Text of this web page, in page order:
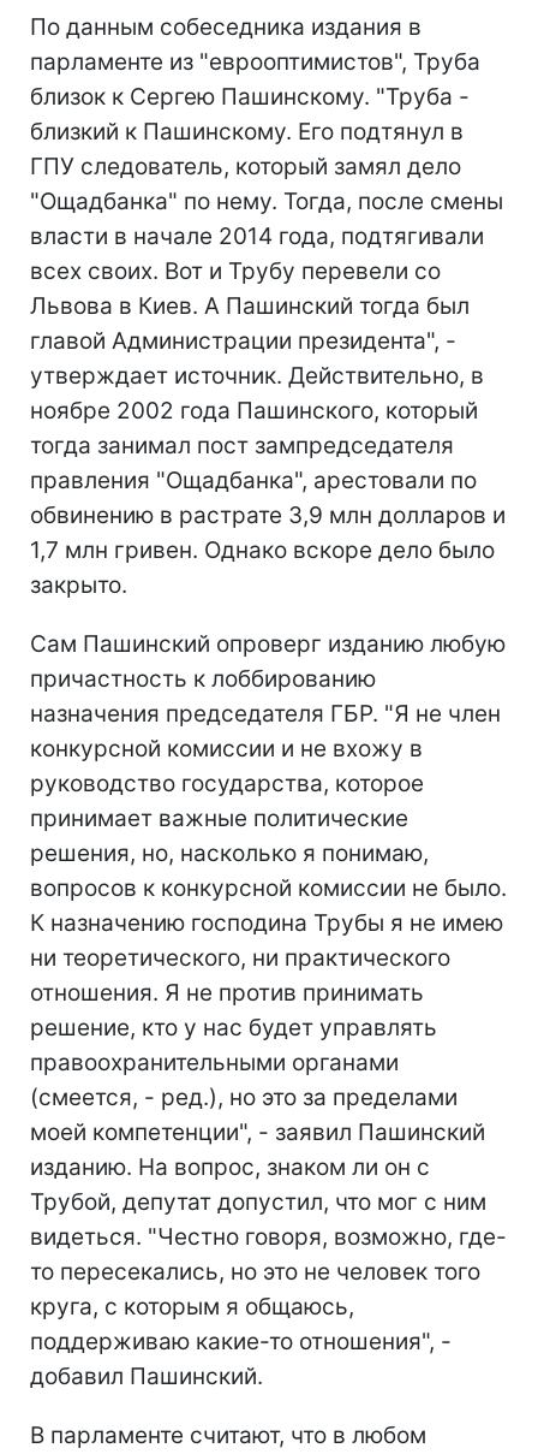
По данным собеседника издания в
парламенте из "еврооптимистов", Труба
близок к Сергею Пашинскому. "Труба -
близкий к Пашинскому. Его подтянул в
ГПУ следователь, который замял дело
"Ощадбанка" по нему. Тогда, после смены
власти в начале 2014 года, подтягивали
всех своих. Вот и Трубу перевели со
Львова в Киев. А Пашинский тогда был
главой Администрации президента", -
утверждает источник. Действительно, в
ноябре 2002 года Пашинского, который
тогда занимал пост зампредседателя
правления "Ощадбанка", арестовали по
обвинению в растрате 3,9 млн долларов и
1,7 млн гривен. Однако вскоре дело было
закрыто.
Сам Пашинский опроверг изданию любую
причастность к лоббированию
назначения председателя ГБР. "Я не член
конкурсной комиссии и не вхожу в
руководство государства, которое
принимает важные политические
решения, но, насколько я понимаю,
вопросов к конкурсной комиссии не было.
К назначению господина Трубы я не имею
ни теоретического, ни практического
отношения. Я не против принимать
решение, кто у нас будет управлять
правоохранительными органами
(смеется, - ред.), но это за пределами
моей компетенции", - заявил Пашинский
изданию. На вопрос, знаком ли он с
Трубой, депутат допустил, что мог с ним
видеться. "Честно говоря, возможно, где-
то пересекались, но это не человек того
круга, с которым я общаюсь,
поддерживаю какие-то отношения", -
добавил Пашинский.
В парламенте считают, что в любом